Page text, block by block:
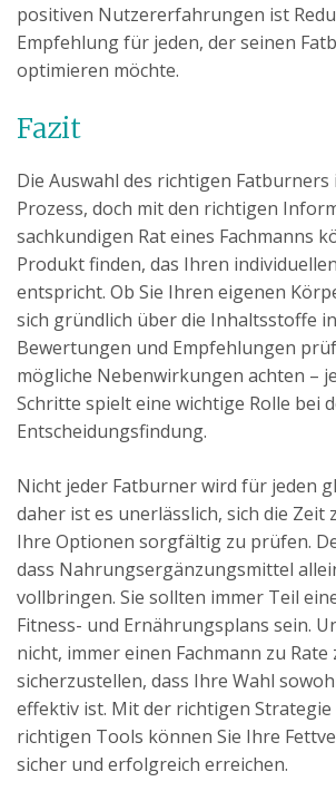
positiven Nutzererfahrungen ist
Empfehlung für jeden, der seinen
optimieren möchte.
Fazit
Die Auswahl des richtigen
Prozess, doch mit den richtigen
sachkundigen Rat eines Fachmanns
Produkt finden, das Ihren
entspricht. Ob Sie Ihren eigenen
sich gründlich über die Inhaltsstoffe
Bewertungen und Empfehlungen
mögliche Nebenwirkungen achten –
Schritte spielt eine wichtige Rolle bei
Entscheidungsfindung.
Nicht jeder Fatburner wird für jeden
daher ist es unerlässlich, sich die Zeit
Ihre Optionen sorgfältig zu prüfen.
dass Nahrungsergänzungsmittel
vollbringen. Sie sollten immer Teil
Fitness- und Ernährungsplans sein.
nicht, immer einen Fachmann zu Rate
sicherzustellen, dass Ihre Wahl
effektiv ist. Mit der richtigen Strategie
richtigen Tools können Sie Ihre
sicher und erfolgreich erreichen.